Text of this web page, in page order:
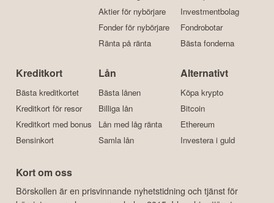
Aktier för nybörjare
Fonder för nybörjare
Ränta på ränta
Investmentbolag
Fondrobotar
Bästa fonderna
Kreditkort
Bästa kreditkortet
Kreditkort för resor
Kreditkort med bonus
Bensinkort
Lån
Bästa lånen
Billiga lån
Lån med låg ränta
Samla lån
Alternativt
Köpa krypto
Bitcoin
Ethereum
Investera i guld
Kort om oss
Börskollen är en prisvinnande nyhetstidning och tjänst för